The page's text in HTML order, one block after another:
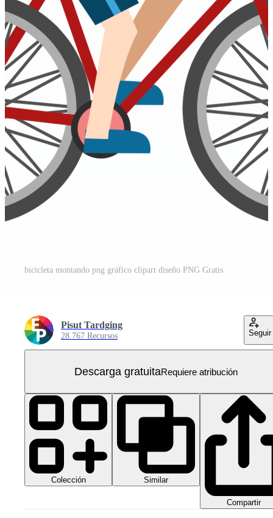
bicicleta montando png gráfico clipart diseño PNG Gratis
Pisut Tardging
28.767 Recursos Seguir
Descarga gratuitaRequiere atribución
Colección Similar
Compartir